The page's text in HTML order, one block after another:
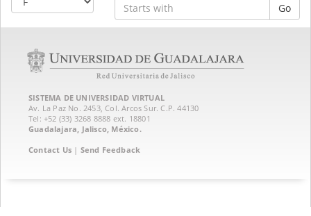
Go
SISTEMA DE UNIVERSIDAD VIRTUAL
Av. La Paz No. 2453, Col. Arcos Sur. C.P. 44130
Tel: +52 (33) 3268 8888‏ ext. 18801
Guadalajara, Jalisco, México.
Contact Us | Send Feedback